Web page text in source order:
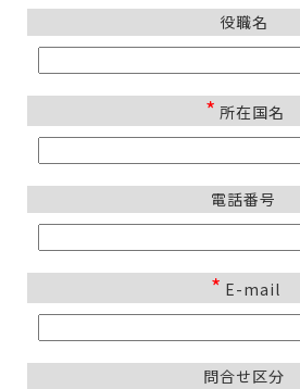
役職名
* 所在国名
電話番号
* E-mail
問合せ区分